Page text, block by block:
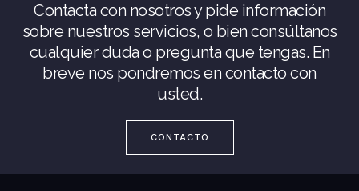
Contacta con nosotros y pide información
sobre nuestros servicios, o bien consúltanos
cualquier duda o pregunta que tengas. En
breve nos pondremos en contacto con
usted.
CONTACTO